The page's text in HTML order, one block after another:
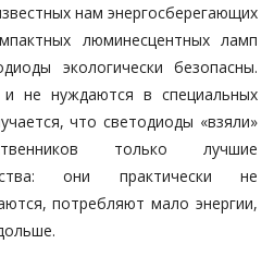
нам энергосберегающих
люминесцентных ламп
экологически безопасны.
не нуждаются в специальных
что светодиоды «взяли»
только лучшие
они практически не
потребляют мало энергии,